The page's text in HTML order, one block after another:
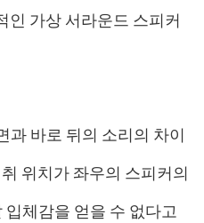
인 가상 서라운드 스피커
과 바로 뒤의 소리의 차이
위치가 좌우의 스피커의
체감을 얻을 수 없다고